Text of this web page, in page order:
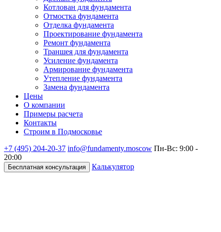
Котлован для фундамента
Отмостка фундамента
Отделка фундамента
Проектирование фундамента
Ремонт фундамента
Траншея для фундамента
Усиление фундамента
Армирование фундамента
Утепление фундамента
Замена фундамента
Цены
О компании
Примеры расчета
Контакты
Строим в Подмосковье
+7 (495) 204-20-37 info@fundamenty.moscow Пн-Вс: 9:00 -
20:00
Бесплатная консультация Калькулятор